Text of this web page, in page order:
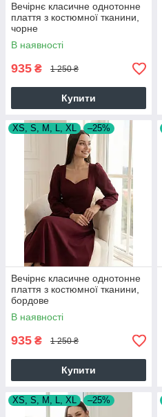
Вечірнє класичне однотонне
плаття з костюмної тканини,
чорне
В наявності
935 ₴ 1 250 ₴
Купити
XS, S, M, L, XL –25%
Вечірнє класичне однотонне
плаття з костюмної тканини,
бордове
В наявності
935 ₴ 1 250 ₴
Купити
XS, S, M, L, XL –25%